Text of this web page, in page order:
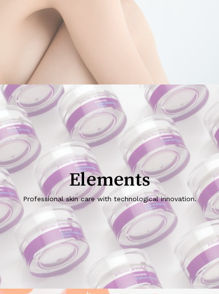
Elements
Professional skin care with technological innovation.